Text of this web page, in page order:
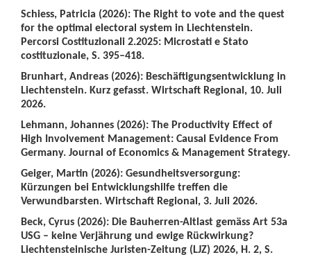
Schiess, Patricia (2026): The Right to vote and the quest
for the optimal electoral system in Liechtenstein.
Percorsi Costituzionali 2.2025: Microstati e Stato
costituzionale, S. 395–418.
Brunhart, Andreas (2026): Beschäftigungsentwicklung in
Liechtenstein. Kurz gefasst. Wirtschaft Regional, 10. Juli
2026.
Lehmann, Johannes (2026): The Productivity Effect of
High Involvement Management: Causal Evidence From
Germany. Journal of Economics & Management Strategy.
Geiger, Martin (2026): Gesundheitsversorgung:
Kürzungen bei Entwicklungshilfe treffen die
Verwundbarsten. Wirtschaft Regional, 3. Juli 2026.
Beck, Cyrus (2026): Die Bauherren-Altlast gemäss Art 53a
USG – keine Verjährung und ewige Rückwirkung?
Liechtensteinische Juristen-Zeitung (LJZ) 2026, H. 2, S.